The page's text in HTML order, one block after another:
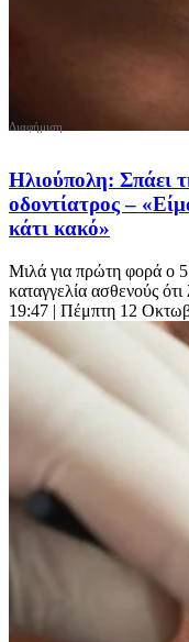
Ηλιούπολη: Σπάει
οδοντίατρος –
κάτι κακό»
Μιλά για πρώτη φορά ο
καταγγελία ασθενούς
19:47 | Πέμπτη 12